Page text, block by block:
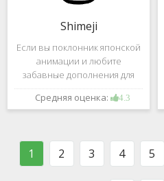
Shimeji
Если вы поклонник японской
анимации и любите
забавные дополнения для
своего смартфона, обратите
внимание на Shimeji -
устройства милыми
персонажами в
Средняя оценка: 4.3
1 2 3 4 5